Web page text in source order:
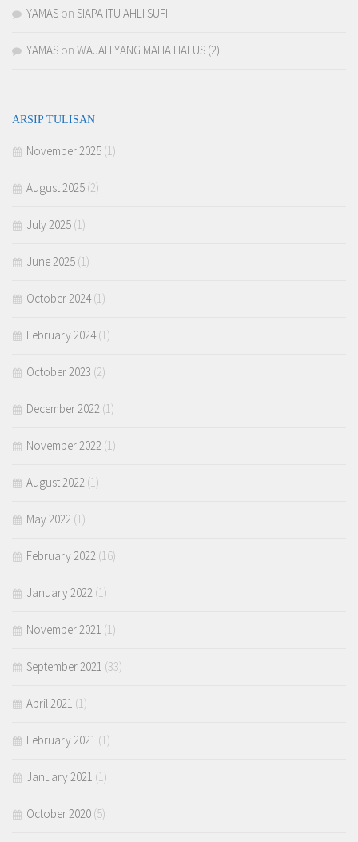
YAMAS on SIAPA ITU AHLI SUFI
YAMAS on WAJAH YANG MAHA HALUS (2)
ARSIP TULISAN
November 2025 (1)
August 2025 (2)
July 2025 (1)
June 2025 (1)
October 2024(1)
February 2024(1)
October 2023 (2)
December 2022 (1)
November 2022 (1)
August 2022 (1)
May 2022 (1)
February 2022 (16)
January 2022 (1)
November 2021 (1)
September 2021 (33)
April 2021 (1)
February 2021 (1)
January 2021 (1)
October 2020 (5)